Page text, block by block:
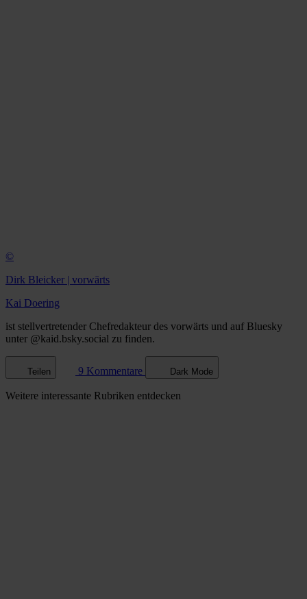
©
Dirk Bleicker | vorwärts
Kai Doering
ist stellvertretender Chefredakteur des vorwärts und auf Bluesky
unter @kaid.bsky.social zu finden.
Teilen 9 Kommentare Dark Mode
Weitere interessante Rubriken entdecken